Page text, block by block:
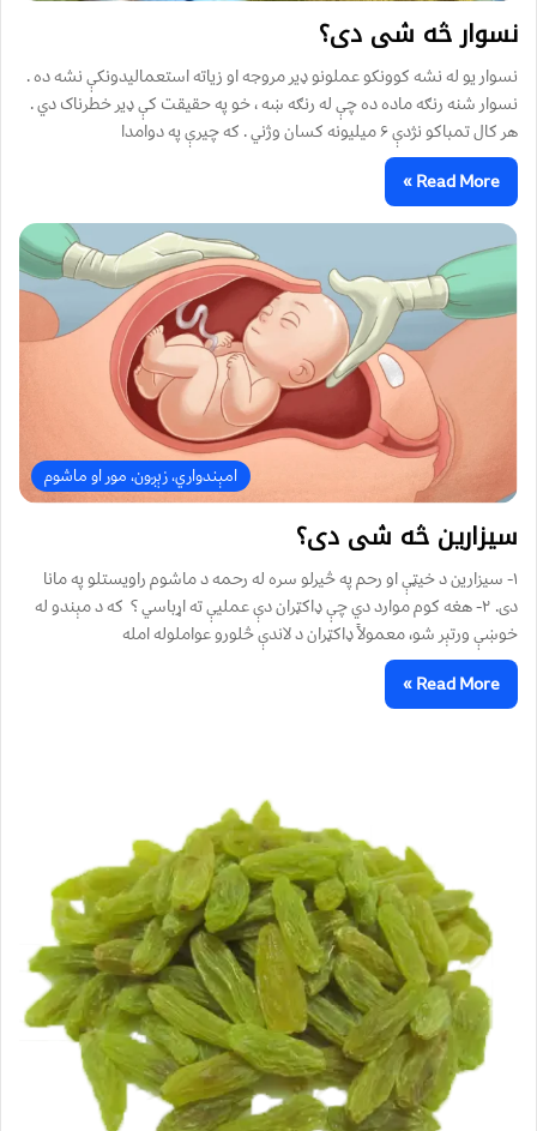
نسوار څه شی دی؟
نسوار یو له نشه کوونکو عملونو ډیر مروجه او زیاته استعمالیدونکې نشه ده .
نسوار شنه رنګه ماده ده چې له رنګه ښه ، خو په حقیقت کې ډیر خطرناک دي .
هر کال تمباکو نژدې ۶ میلیونه کسان وژني . که چیرې په دوامدا
Read More »
امېندواري، زېږون، مور او ماشوم
سیزارین څه شی دی؟
۱- سیزارین د خیټې او رحم په څیرلو سره له رحمه د ماشوم راویستلو په مانا
دی. ۲- هغه کوم موارد دي چې ډاکټران دې عمليې ته اړباسي ؟ که د مېندو له
خوښې ورتېر شو، معمولاً ډاکټران د لاندې څلورو عواملوله امله
Read More »